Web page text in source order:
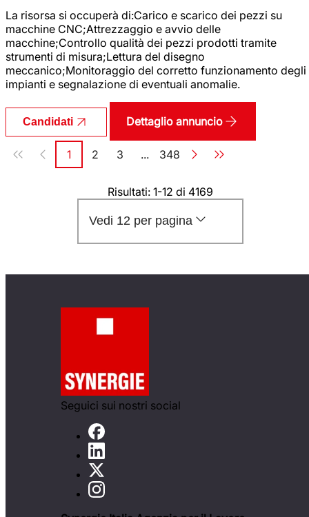
La risorsa si occuperà di:Carico e scarico dei pezzi su
macchine CNC;Attrezzaggio e avvio delle
macchine;Controllo qualità dei pezzi prodotti tramite
strumenti di misura;Lettura del disegno
meccanico;Monitoraggio del corretto funzionamento degli
impianti e segnalazione di eventuali anomalie.
Candidati Dettaglio annuncio
Paginazione
Pagina
1 Pagina
2 Pagina
3 ... Pagina
348
Risultati: 1-12 di 4169
Vedi 12 per pagina
Seguici sui nostri social